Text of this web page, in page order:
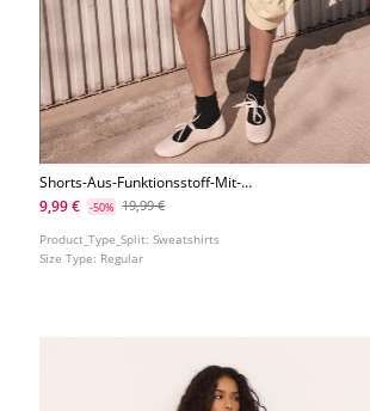
Shorts-Aus-Funktionsstoff-Mit-
Seitenstreifen
9,99 € -50% 19,99 €
Product_Type_Split:Sweatshirts
Size Type: Regular